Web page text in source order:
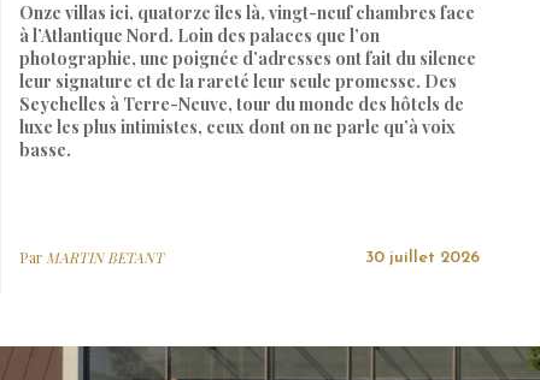
Onze villas ici, quatorze îles là, vingt-neuf chambres face
à l’Atlantique Nord. Loin des palaces que l’on
photographie, une poignée d’adresses ont fait du silence
leur signature et de la rareté leur seule promesse. Des
Seychelles à Terre-Neuve, tour du monde des hôtels de
luxe les plus intimistes, ceux dont on ne parle qu’à voix
basse.
ParMARTIN BETANT 30 juillet 2026